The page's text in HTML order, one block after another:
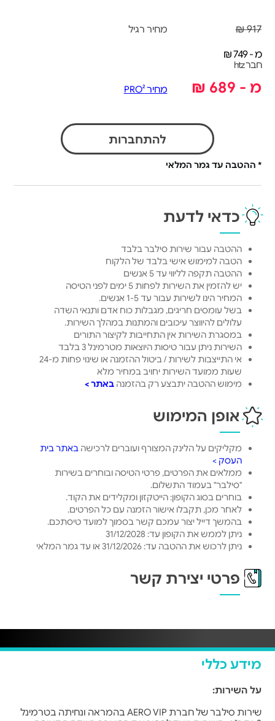
917 ₪ מחיר רגיל
מ - 749 ₪
חבר htz
מ - 689 ₪ מחיר PRO²
להתחברות
* ההטבה עד גמר המלאי
כדאי לדעת
ההטבה עבור שירות סילבר בלבד
הטבה למימוש אישי בלבד של הלקוח
ההטבה תקפה לליווי עד 5 אנשים
יש להזמין את השירות לפחות 5 ימים לפני הטיסה
המחיר הינו לשירות עבור עד 1-5 אנשים.
בשל עומסים חריגים, מגבלות כוח אדם ותנאי השדה
עלולים להיווצר עיכובים והמתנות במהלך השירות.
במסגרת השירות אין התחייבות לקיצור התורים
השירות ניתן עבור טיסות היוצאות מטרמינל 3 בלבד
אי התייצבות לשירות / ביטול ההזמנה או שינוי פחות מ-24
שעות ממועד השירות יחויב במחיר מלא
מימוש ההטבה יתבצע רק בהזמנהבאתר >
אופן המימוש
מקליקים על הלינק המצורף ועוברים לרכישהבאתר בית
העסק >
ממלאים את הפרטים, פרטי הטיסה ובוחרים בשירות
"סילבר" בעמוד התשלום.
בוחרים בסוג הקופון: הייטקזון ומקלידים את הקוד.
לאחר מכן, תקבלו אישור הזמנה עם כל הפרטים.
בהמשך דייל יצור עמכם קשר בסמוך למועד טיסתכם.
ניתן לממש את הקופון עד: 31/12/2028
ניתן לרכוש את ההטבה עד: 31/12/2026 או עד גמר המלאי
פרטי יצירת קשר
מידע כללי
על השירות:
שירות סילבר של חברת AERO VIP בהמראה ונחיתה בטרמינל